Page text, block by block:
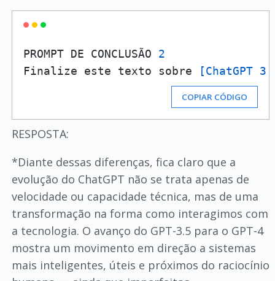
PROMPT DE CONCLUSÃO 2
Finalize este texto sobre
[ChatGPT
COPIAR CÓDIGO
RESPOSTA:
*Diante dessas diferenças, fica claro que a
evolução do ChatGPT não se trata apenas de
velocidade ou capacidade técnica, mas de uma
transformação na forma como interagimos com
a tecnologia. O avanço do GPT-3.5 para o GPT-4
mostra um movimento em direção a sistemas
mais inteligentes, úteis e próximos do raciocínio